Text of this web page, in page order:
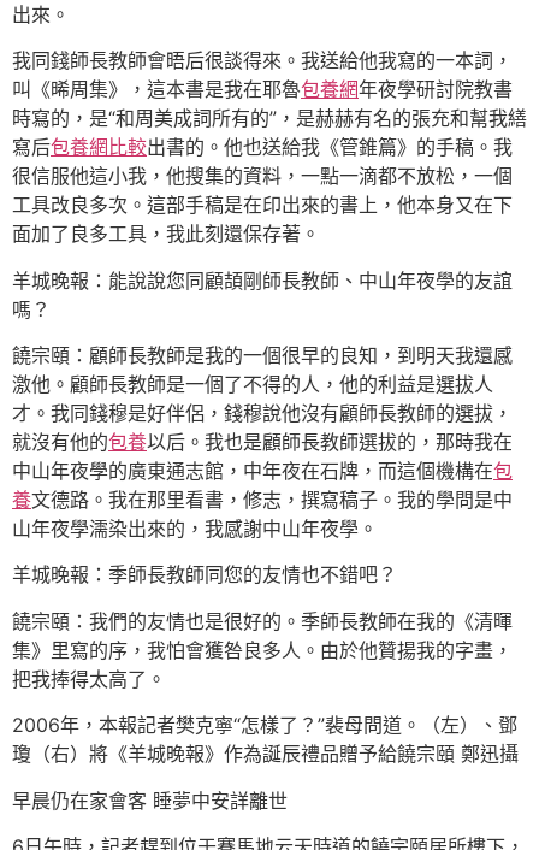
出來。
我同錢師長教師會晤后很談得來。我送給他我寫的一本詞，
叫《晞周集》，這本書是我在耶魯包養網年夜學研討院教書
時寫的，是“和周美成詞所有的”，是赫赫有名的張充和幫我繕
寫后包養網比較出書的。他也送給我《管錐篇》的手稿。我
很信服他這小我，他搜集的資料，一點一滴都不放松，一個
工具改良多次。這部手稿是在印出來的書上，他本身又在下
面加了良多工具，我此刻還保存著。
羊城晚報：能說說您同顧頡剛師長教師、中山年夜學的友誼
嗎？
饒宗頤：顧師長教師是我的一個很早的良知，到明天我還感
激他。顧師長教師是一個了不得的人，他的利益是選拔人
才。我同錢穆是好伴侶，錢穆說他沒有顧師長教師的選拔，
就沒有他的包養以后。我也是顧師長教師選拔的，那時我在
中山年夜學的廣東通志館，中年夜在石牌，而這個機構在包
養文德路。我在那里看書，修志，撰寫稿子。我的學問是中
山年夜學濡染出來的，我感謝中山年夜學。
羊城晚報：季師長教師同您的友情也不錯吧？
饒宗頤：我們的友情也是很好的。季師長教師在我的《清暉
集》里寫的序，我怕會獲咎良多人。由於他贊揚我的字畫，
把我捧得太高了。
2006年，本報記者樊克寧“怎樣了？”裴母問道。（左）、鄧
瓊（右）將《羊城晚報》作為誕辰禮品贈予給饒宗頤 鄭迅攝
早晨仍在家會客 睡夢中安詳離世